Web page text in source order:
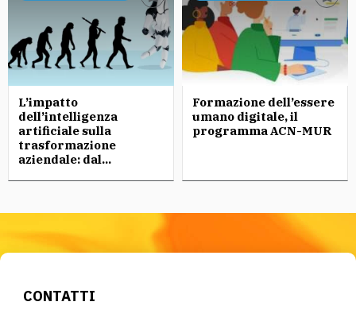
L’impatto
dell’intelligenza
artificiale sulla
trasformazione
aziendale: dal...
Formazione dell’essere
umano digitale, il
programma ACN-MUR
CONTATTI